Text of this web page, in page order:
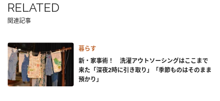
RELATED
関連記事
暮らす
新・家事術！ 洗濯アウトソーシングはここまで
来た「深夜2時に引き取り」「季節ものはそのまま
預かり」